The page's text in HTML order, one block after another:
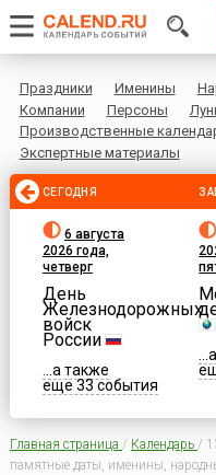
Праздники Именины
Компании
Персоны
Производственные
Экспертные материалы
СЕГОДНЯ
6 августа
2026 года,
четверг
День
Железнодорожных
войск
России
...а также
еще 33 события
Главная страница / Календарь /
памятные даты, именины,